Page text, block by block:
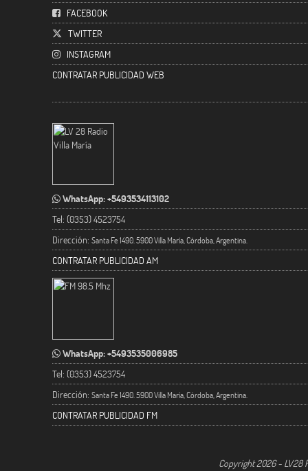
FACEBOOK
TWITTER
INSTAGRAM
CONTRATAR PUBLICIDAD WEB
WhatsApp: +5493534113102
Tel: (0353) 4523754
Dirección: Santa Fe 1490. 5900 Villa María, Córdoba, Argentina.
CONTRATAR PUBLICIDAD AM
WhatsApp: +5493535006985
Tel: (0353) 4523754
Dirección: Santa Fe 1490. 5900 Villa María, Córdoba, Argentina.
CONTRATAR PUBLICIDAD FM
Copyright 2026 - LV28